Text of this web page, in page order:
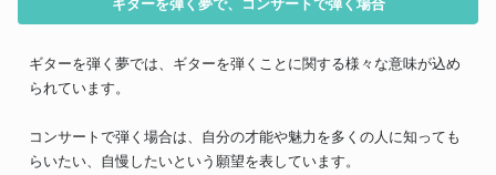
ギターを弾く夢で、コンサートで弾く場合
ギターを弾く夢では、ギターを弾くことに関する様々な意味が込め
られています。
コンサートで弾く場合は、自分の才能や魅力を多くの人に知っても
らいたい、自慢したいという願望を表しています。